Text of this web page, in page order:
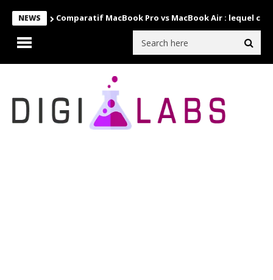
NEWS Comparatif MacBook Pro vs MacBook Air : lequel